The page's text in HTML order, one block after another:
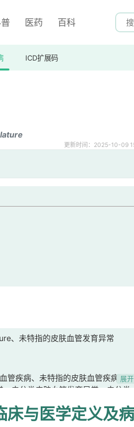
医药 百科
ICD扩展码
更新时间：2025-10-09
、未特指的皮肤血管发育异常
管疾病、未特指的皮肤血管疾病、未
未分类皮肤血管发育异常、未分类
展开
床与医学定义及病